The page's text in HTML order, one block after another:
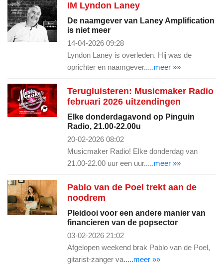
IM Lyndon Laney
De naamgever van Laney Amplification
is niet meer
14-04-2026 09:28
Lyndon Laney is overleden. Hij was de
oprichter en naamgever.....meer »»
Terugluisteren: Musicmaker Radio
februari 2026 uitzendingen
Elke donderdagavond op Pinguin
Radio, 21.00-22.00u
20-02-2026 08:02
Musicmaker Radio! Elke donderdag van
21.00-22.00 uur een uur.....meer »»
Pablo van de Poel trekt aan de
noodrem
Pleidooi voor een andere manier van
financieren van de popsector
03-02-2026 21:02
Afgelopen weekend brak Pablo van de Poel,
gitarist-zanger va.....meer »»